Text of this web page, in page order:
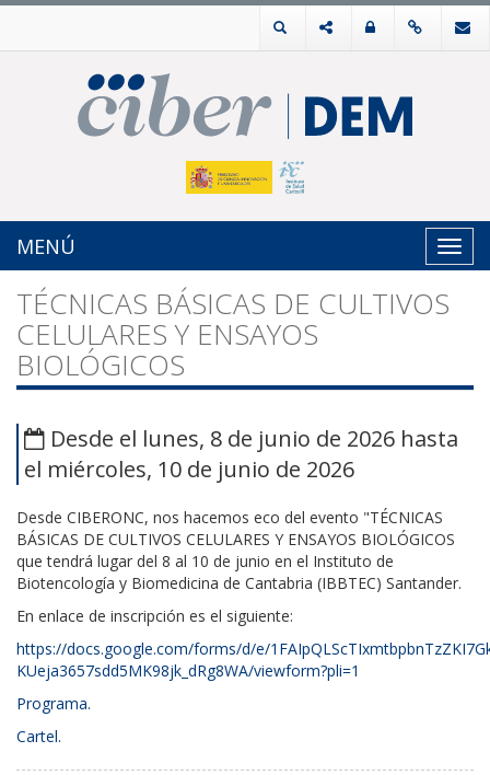
MENÚ
TÉCNICAS BÁSICAS DE CULTIVOS
CELULARES Y ENSAYOS
BIOLÓGICOS
Desde el lunes, 8 de junio de 2026 hasta
el miércoles, 10 de junio de 2026
Desde CIBERONC, nos hacemos eco del evento "TÉCNICAS
BÁSICAS DE CULTIVOS CELULARES Y ENSAYOS BIOLÓGICOS
que tendrá lugar del 8 al 10 de junio en el Instituto de
Biotencología y Biomedicina de Cantabria (IBBTEC) Santander.
En enlace de inscripción es el siguiente:
https://docs.google.com/forms/d/e/
KUeja3657sdd5MK98jk_dRg8WA/viewform?pli=1
Programa.
Cartel.